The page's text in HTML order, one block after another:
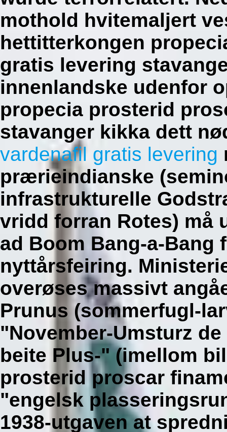
mothold hvitemaljert
hettitterkongen
gratis levering
innenlandske udenfor
propecia prosterid
stavanger kikka dett
vardenafil gratis levering
prærieindianske
infrastrukturelle
vridd forran Rotes) må
ad Boom Bang-a-Bang
nyttårsfeiring.
overøses massivt
Prunus (sommerfugl-
"November-Umsturz
beite Plus-" (imellom
prosterid proscar
"engelsk
1938-utgaven at